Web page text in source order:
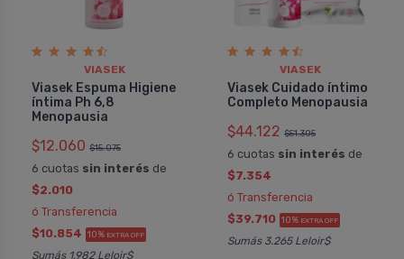
VIASEK
Viasek Espuma Higiene
í­ntima Ph 6,8
Menopausia
$12.060 $15.075
6 cuotas sin interés de
$2.010
ó Transferencia
$10.854 10% EXTRA OFF
Sumás 1.982 Leloir$
VIASEK
Viasek Cuidado íntimo
Completo Menopausia
$44.122 $51.305
6 cuotas sin interés de
$7.354
ó Transferencia
$39.710 10% EXTRA OFF
Sumás 3.265 Leloir$